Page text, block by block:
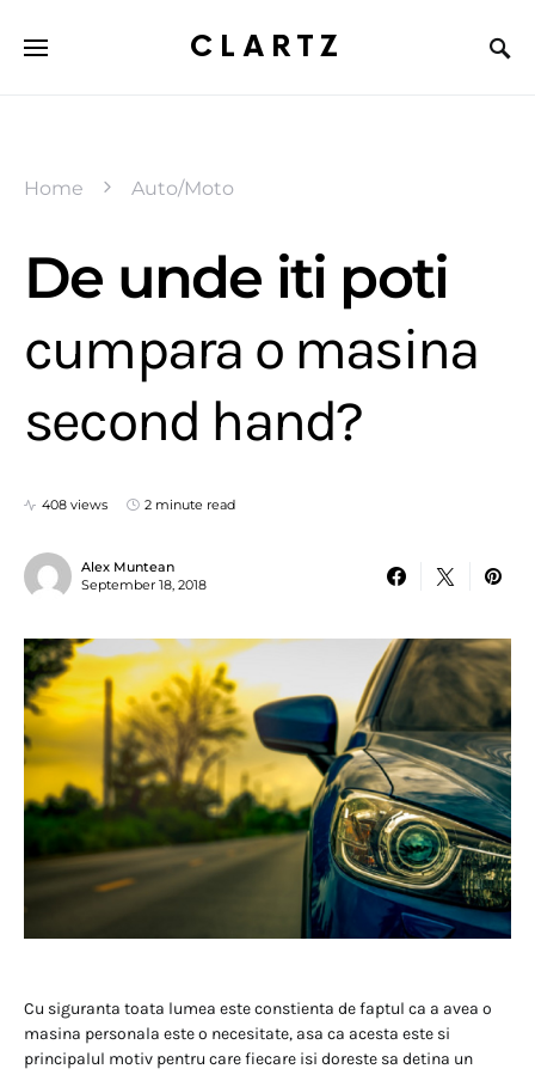
CLARTZ
Home Auto/Moto
De unde iti poti
cumpara o masina
second hand?
408 views 2 minute read
Alex Muntean
September 18, 2018
Cu siguranta toata lumea este constienta de faptul ca a avea o
masina personala este o necesitate, asa ca acesta este si
principalul motiv pentru care fiecare isi doreste sa detina un